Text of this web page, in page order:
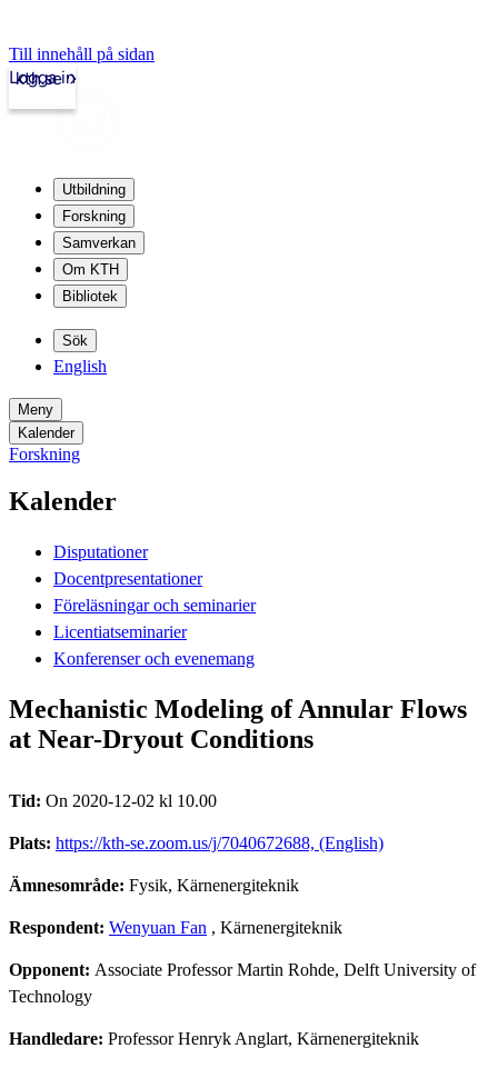
Till innehåll på sidan
kth.se
Logga in
Utbildning
Forskning
Samverkan
Om KTH
Bibliotek
Sök
English
Meny
Kalender
Forskning
Kalender
Disputationer
Docentpresentationer
Föreläsningar och seminarier
Licentiatseminarier
Konferenser och evenemang
Mechanistic Modeling of Annular Flows
at Near-Dryout Conditions
Tid: On 2020-12-02 kl 10.00
Plats: https://kth-se.zoom.us/j/7040672688, (English)
Ämnesområde: Fysik, Kärnenergiteknik
Respondent: Wenyuan Fan , Kärnenergiteknik
Opponent: Associate Professor Martin Rohde, Delft University of
Technology
Handledare: Professor Henryk Anglart, Kärnenergiteknik